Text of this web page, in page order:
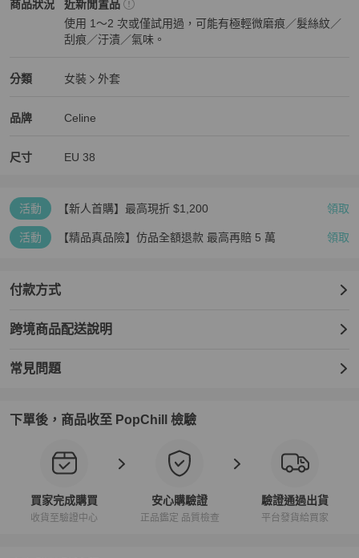
衣長 52cm
商品狀況
Celine女裝 商品狀態與細節
近新閒置品
使用 1～2 次或僅試用過，可能有極輕微磨痕／髮絲紋／
刮痕／汙漬／氣味。
分類
Celine 分類資訊
女裝
外套
品牌
Celine 女裝品牌介紹
Celine
Celine 推薦清單
尺寸 EU 38
活動 【新人首購】最高現折 $1,200 領取
活動 【精品真品險】仿品全額退款 最高再賠 5 萬 領取
付款方式
跨境商品配送說明
常見問題
下單後，商品收至 PopChill 檢驗
買家完成購買
收貨至驗證中心
安心購驗證
正品鑑定 品質檢查
驗證通過出貨
平台發貨給買家